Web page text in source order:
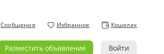
Сообщения Избранное Кошелек
Разместить объявление Войти